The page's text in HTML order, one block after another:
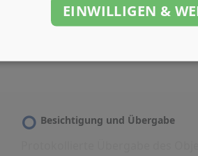
Besichtigung und Übergabe
EINWILLIGEN &